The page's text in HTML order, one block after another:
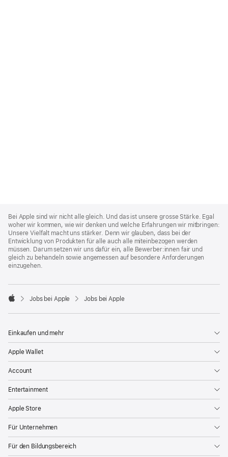
Footer
Bei Apple sind wir nicht alle gleich. Und das ist unsere grosse Stärke. Egal
woher wir kommen, wie wir denken und welche Erfahrungen wir mitbringen:
Unsere Vielfalt macht uns stärker. Denn wir glauben, dass bei der
Entwicklung von Produkten für alle auch alle miteinbezogen werden
müssen. Darum setzen wir uns dafür ein, alle Bewerber:innen fair und
gleich zu behandeln sowie angemessen auf besondere Anforderungen
einzugehen.

Jobs bei Apple Jobs bei Apple
Einkaufen und mehr
Apple Wallet
Account
Entertainment
Apple Store
Für Unternehmen
Für den Bildungsbereich